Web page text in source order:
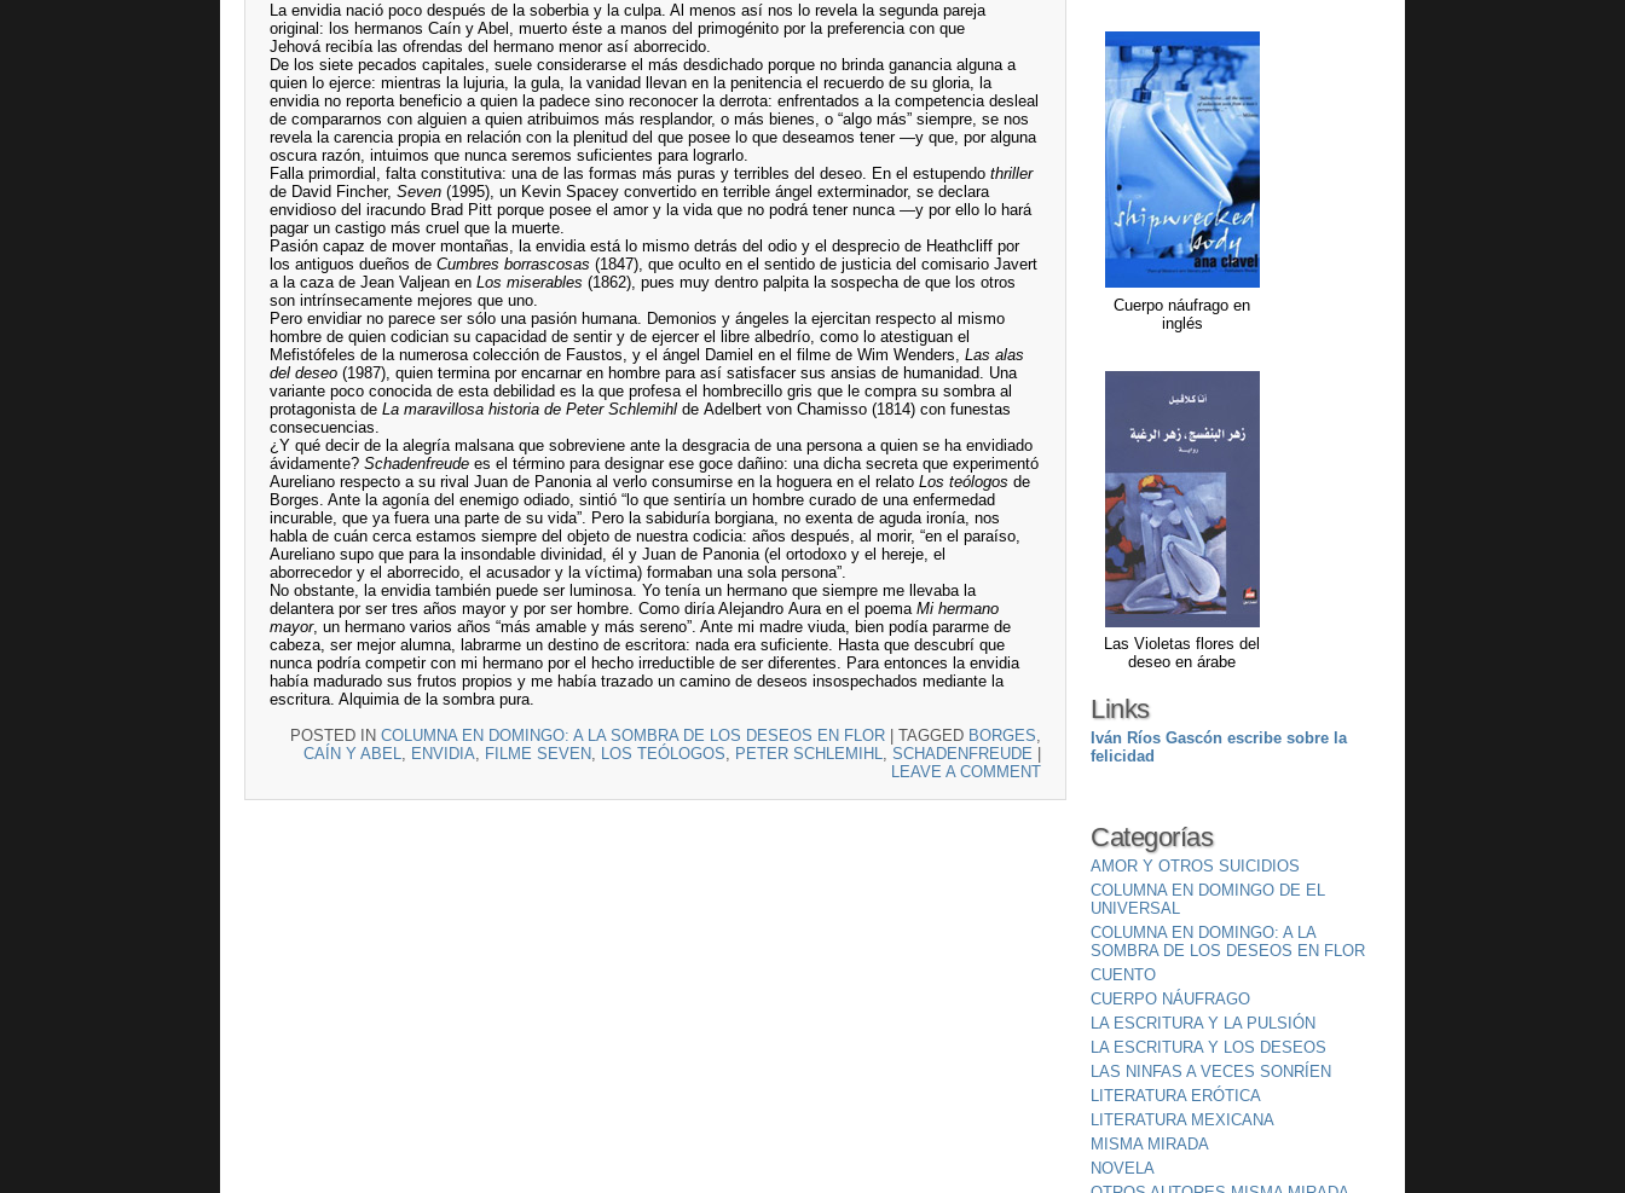
La envidia nació poco después de la soberbia y la culpa. Al menos así nos lo revela la segunda pareja
original: los hermanos Caín y Abel, muerto éste a manos del primogénito por la preferencia con que
Jehová recibía las ofrendas del hermano menor así aborrecido.
De los siete pecados capitales, suele considerarse el más desdichado porque no brinda ganancia alguna a
quien lo ejerce: mientras la lujuria, la gula, la vanidad llevan en la penitencia el recuerdo de su gloria, la
envidia no reporta beneficio a quien la padece sino reconocer la derrota: enfrentados a la competencia desleal
de compararnos con alguien a quien atribuimos más resplandor, o más bienes, o “algo más” siempre, se nos
revela la carencia propia en relación con la plenitud del que posee lo que deseamos tener —y que, por alguna
oscura razón, intuimos que nunca seremos suficientes para lograrlo.
Falla primordial, falta constitutiva: una de las formas más puras y terribles del deseo. En el estupendo thriller
de David Fincher, Seven (1995), un Kevin Spacey convertido en terrible ángel exterminador, se declara
envidioso del iracundo Brad Pitt porque posee el amor y la vida que no podrá tener nunca —y por ello lo hará
pagar un castigo más cruel que la muerte.
Pasión capaz de mover montañas, la envidia está lo mismo detrás del odio y el desprecio de Heathcliff por
los antiguos dueños de Cumbres borrascosas (1847), que oculto en el sentido de justicia del comisario Javert
a la caza de Jean Valjean en Los miserables (1862), pues muy dentro palpita la sospecha de que los otros
son intrínsecamente mejores que uno.
Pero envidiar no parece ser sólo una pasión humana. Demonios y ángeles la ejercitan respecto al mismo
hombre de quien codician su capacidad de sentir y de ejercer el libre albedrío, como lo atestiguan el
Mefistófeles de la numerosa colección de Faustos, y el ángel Damiel en el filme de Wim Wenders, Las alas
del deseo (1987), quien termina por encarnar en hombre para así satisfacer sus ansias de humanidad. Una
variante poco conocida de esta debilidad es la que profesa el hombrecillo gris que le compra su sombra al
protagonista de La maravillosa historia de Peter Schlemihl de Adelbert von Chamisso (1814) con funestas
consecuencias.
¿Y qué decir de la alegría malsana que sobreviene ante la desgracia de una persona a quien se ha envidiado
ávidamente? Schadenfreude es el término para designar ese goce dañino: una dicha secreta que experimentó
Aureliano respecto a su rival Juan de Panonia al verlo consumirse en la hoguera en el relato Los teólogos de
Borges. Ante la agonía del enemigo odiado, sintió “lo que sentiría un hombre curado de una enfermedad
incurable, que ya fuera una parte de su vida”. Pero la sabiduría borgiana, no exenta de aguda ironía, nos
habla de cuán cerca estamos siempre del objeto de nuestra codicia: años después, al morir, “en el paraíso,
Aureliano supo que para la insondable divinidad, él y Juan de Panonia (el ortodoxo y el hereje, el
aborrecedor y el aborrecido, el acusador y la víctima) formaban una sola persona”.
No obstante, la envidia también puede ser luminosa. Yo tenía un hermano que siempre me llevaba la
delantera por ser tres años mayor y por ser hombre. Como diría Alejandro Aura en el poema Mi hermano
mayor, un hermano varios años “más amable y más sereno”. Ante mi madre viuda, bien podía pararme de
cabeza, ser mejor alumna, labrarme un destino de escritora: nada era suficiente. Hasta que descubrí que
nunca podría competir con mi hermano por el hecho irreductible de ser diferentes. Para entonces la envidia
había madurado sus frutos propios y me había trazado un camino de deseos insospechados mediante la
escritura. Alquimia de la sombra pura.
POSTED IN COLUMNA EN DOMINGO: A LA SOMBRA DE LOS DESEOS EN FLOR TAGGED BORGES,
CAÍN Y ABEL, ENVIDIA, FILME SEVEN, LOS TEÓLOGOS, PETER SCHLEMIHL, SCHADENFREUDE
LEAVE A COMMENT
Cuerpo náufrago en
inglés
Las Violetas flores del
deseo en árabe
Links
Iván Ríos Gascón escribe sobre la
felicidad
Categorías
AMOR Y OTROS SUICIDIOS
COLUMNA EN DOMINGO DE EL
UNIVERSAL
COLUMNA EN DOMINGO: A LA
SOMBRA DE LOS DESEOS EN FLOR
CUENTO
CUERPO NÁUFRAGO
LA ESCRITURA Y LA PULSIÓN
LA ESCRITURA Y LOS DESEOS
LAS NINFAS A VECES SONRÍEN
LITERATURA ERÓTICA
LITERATURA MEXICANA
MISMA MIRADA
NOVELA